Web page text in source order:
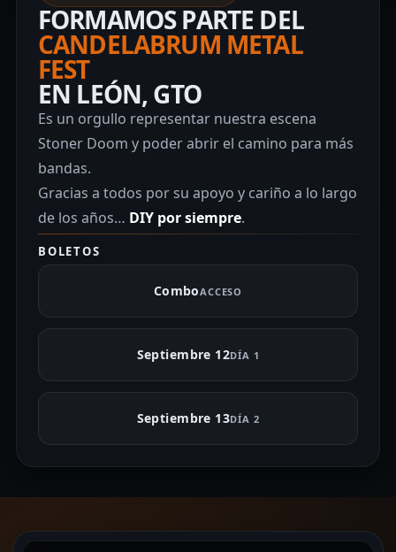
FORMAMOS PARTE DEL
CANDELABRUM METAL
FEST
EN LEÓN, GTO
Es un orgullo representar nuestra escena
Stoner Doom y poder abrir el camino para más
bandas.
Gracias a todos por su apoyo y cariño a lo largo
de los años… DIY por siempre.
BOLETOS
ComboACCESO
Septiembre 12DÍA 1
Septiembre 13DÍA 2